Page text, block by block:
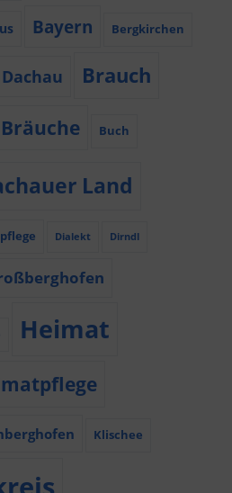
Bayern Bergkirchen
Brauch
Bräuche Buch
Land
Dialekt Dirndl
Heimat
Klischee